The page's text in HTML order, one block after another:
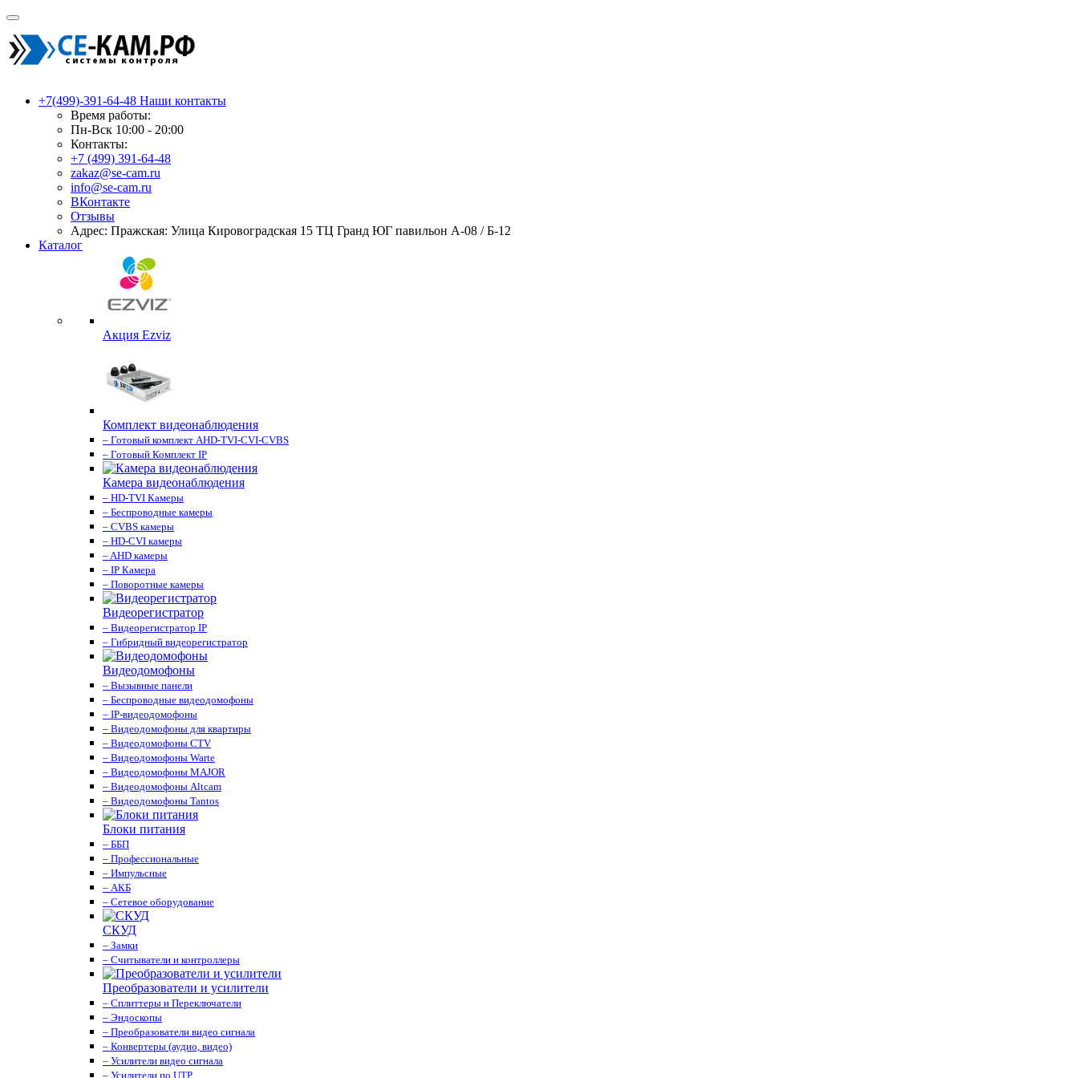
+7(499)-391-64-48 Наши контакты
Время работы:
Пн-Вск 10:00 - 20:00
Контакты:
+7 (499) 391-64-48
zakaz@se-cam.ru
info@se-cam.ru
ВКонтакте
Отзывы
Адрес: Пражская: Улица Кировоградская 15 ТЦ Гранд ЮГ павильон А-08 / Б-12
Каталог
Акция Ezviz
Комплект видеонаблюдения
– Готовый комплект AHD-TVI-CVI-CVBS
– Готовый Комплект IP
Камера видеонаблюдения
– HD-TVI Камеры
– Беспроводные камеры
– CVBS камеры
– HD-CVI камеры
– AHD камеры
– IP Камера
– Поворотные камеры
Видеорегистратор
– Видеорегистратор IP
– Гибридный видеорегистратор
Видеодомофоны
– Вызывные панели
– Беспроводные видеодомофоны
– IP-видеодомофоны
– Видеодомофоны для квартиры
– Видеодомофоны CTV
– Видеодомофоны Warte
– Видеодомофоны MAJOR
– Видеодомофоны Altcam
– Видеодомофоны Tantos
Блоки питания
– ББП
– Профессиональные
– Импульсные
– АКБ
– Сетевое оборудование
СКУД
– Замки
– Считыватели и контроллеры
Преобразователи и усилители
– Сплиттеры и Переключатели
– Эндоскопы
– Преобразователи видео сигнала
– Конвертеры (аудио, видео)
– Усилители видео сигнала
– Усилители по UTP